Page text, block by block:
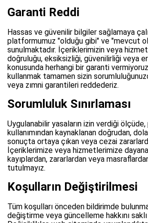
Garanti Reddi
Hassas ve güvenilir bilgiler sağlamaya
platformumuz "olduğu gibi" ve "mevcut
sunulmaktadır. İçeriklerimizin veya
doğruluğu, eksiksizliği, güvenilirliği veya
konusunda herhangi bir garanti
kullanmak tamamen sizin
veya zımni garantileri reddederiz.
Sorumluluk Sınırlaması
Uygulanabilir yasaların izin verdiği
kullanımından kaynaklanan doğrudan,
sonuçta ortaya çıkan veya cezai
İçeriklerimize veya hizmetlerimize
kayıplardan, zararlardan veya
tutulmayız.
Koşulların Değiştirilmesi
Tüm koşulları önceden bildirimde
değiştirme veya güncelleme hakkını